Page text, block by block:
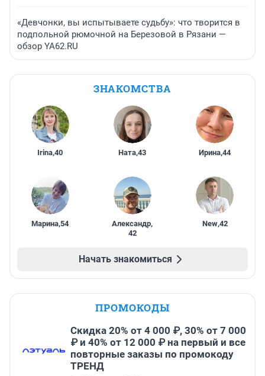
«Девчонки, вы испытываете судьбу»: что творится в
подпольной рюмочной на Березовой в Рязани —
обзор YA62.RU
ЗНАКОМСТВА
Irina,40 Ната,43 Ирина,44
Марина,54 Александр,
42
New,42
Начать знакомиться
ПРОМОКОДЫ
Скидка 20% от 4 000 ₽, 30% от 7 000
₽ и 40% от 12 000 ₽ на первый и все
повторные заказы по промокоду
ТРЕНД